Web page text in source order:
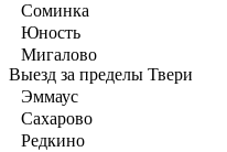
Соминка
Юность
Мигалово
Выезд за пределы Твери
Эммаус
Сахарово
Редкино